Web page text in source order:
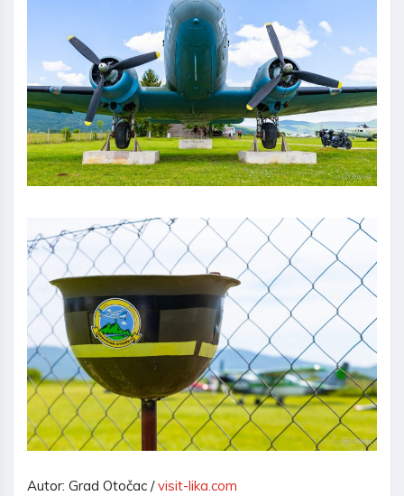
Autor: Grad Otočac /visit-lika.com